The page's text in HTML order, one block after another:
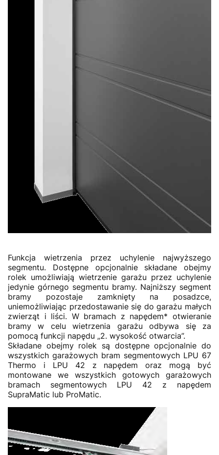
Funkcja wietrzenia przez uchylenie najwyższego
segmentu. Dostępne opcjonalnie składane obejmy
rolek umożliwiają wietrzenie garażu przez uchylenie
jedynie górnego segmentu bramy. Najniższy segment
bramy pozostaje zamknięty na posadzce,
uniemożliwiając przedostawanie się do garażu małych
zwierząt i liści. W bramach z napędem* otwieranie
bramy w celu wietrzenia garażu odbywa się za
pomocą funkcji napędu „2. wysokość otwarcia”.
Składane obejmy rolek są dostępne opcjonalnie do
wszystkich garażowych bram segmentowych LPU 67
Thermo i LPU 42 z napędem oraz mogą być
montowane we wszystkich gotowych garażowych
bramach segmentowych LPU 42 z napędem
SupraMatic lub ProMatic.